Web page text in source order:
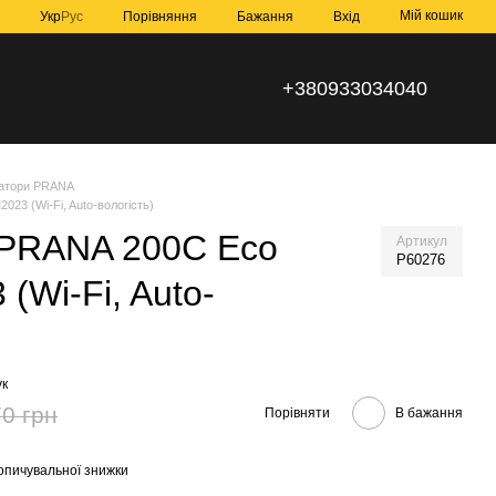
УкрРус Порівняння Бажання Вхід Мій кошик
+380933034040
PRANA
(Wi-Fi, Auto-вологість)
200C Eco
(Wi-Fi, Auto-
Артикул
P60276
грн Порівняти В бажання
знижки